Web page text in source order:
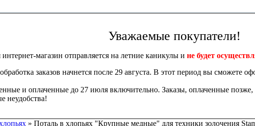
Уважаемые покупатели!
магазин отправляется на летние каникулы и не будет
заказов начнется после 29 августа. В этот период вы сможете
и оплаченные до 27 июля включительно. Заказы, оплаченные позже,
неудобства!
» Поталь в хлопьях "Крупные медные" для техники золочения